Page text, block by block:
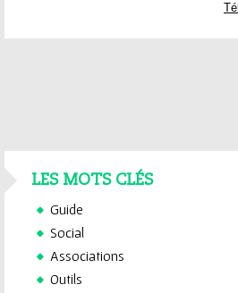
LES MOTS CLÉS
Guide
Social
Associations
Outils